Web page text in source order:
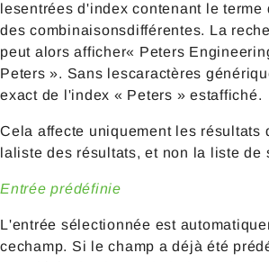
lesentrées d'index contenant le terme
des combinaisonsdifférentes. La
peut alors afficher« Peters
Peters ». Sans lescaractères
exact de l'index « Peters » estaffiché.
Cela affecte uniquement les résultats
laliste des résultats, et non la liste de
Entrée prédéfinie
L'entrée sélectionnée est
cechamp. Si le champ a déjà été